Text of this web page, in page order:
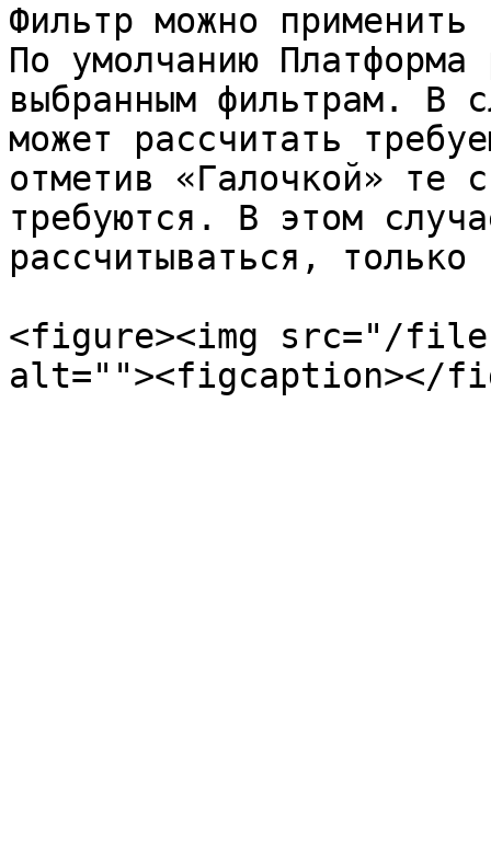
Фильтр можно
По умолчанию
выбранным фильтрам. В
может рассчитать
отметив «Галочкой» те
требуются. В этом
рассчитываться,
<figure><img src="/files/